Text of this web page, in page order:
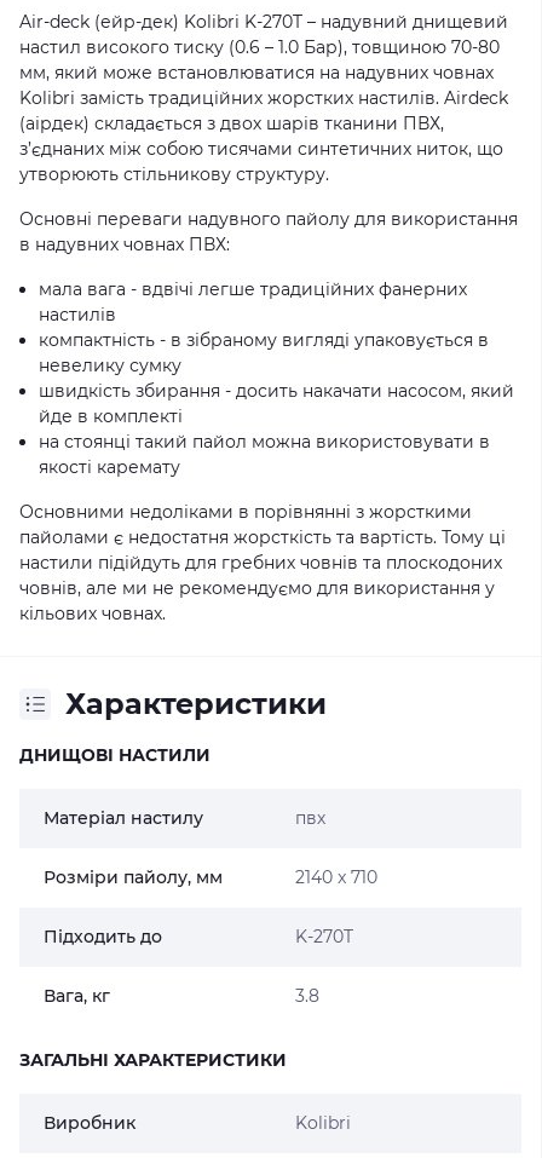
Air-deck (ейр-дек) Kolibri K-270T – надувний днищевий
настил високого тиску (0.6 – 1.0 Бар), товщиною 70-80
мм, який може встановлюватися на надувних човнах
Kolibri замість традиційних жорстких настилів. Airdeck
(аірдек) складається з двох шарів тканини ПВХ,
з’єднаних між собою тисячами синтетичних ниток, що
утворюють стільникову структуру.
Основні переваги надувного пайолу для використання
в надувних човнах ПВХ:
мала вага - вдвічі легше традиційних фанерних
настилів
компактність - в зібраному вигляді упаковується в
невелику сумку
швидкість збирання - досить накачати насосом, який
йде в комплекті
на стоянці такий пайол можна використовувати в
якості каремату
Основними недоліками в порівнянні з жорсткими
пайолами є недостатня жорсткість та вартість. Тому ці
настили підійдуть для гребних човнів та плоскодоних
човнів, але ми не рекомендуємо для використання у
кільових човнах.
Характеристики
ДНИЩОВІ НАСТИЛИ
Матеріал настилу пвх
Розміри пайолу, мм 2140 x 710
Підходить до K-270T
Вага, кг 3.8
ЗАГАЛЬНІ ХАРАКТЕРИСТИКИ
Виробник Kolibri